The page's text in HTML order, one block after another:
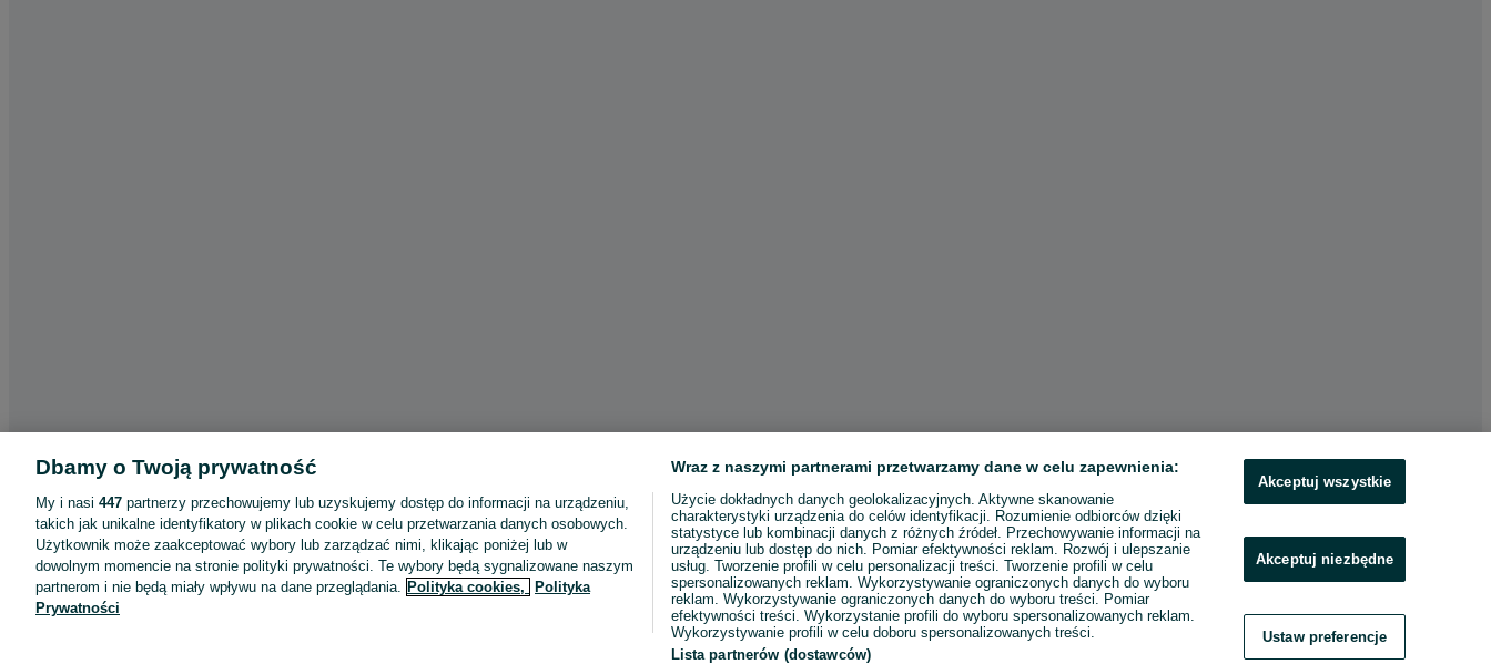
Aplikacje mobilne OLX.pl
Pomoc
Wyróżnione ogłoszenia
Oferta dla firm
Dbamy o Twoją prywatność
My i nasi 447 partnerzy przechowujemy lub uzyskujemy dostęp do informacji na urządzeniu,
takich jak unikalne identyfikatory w plikach cookie w celu przetwarzania danych osobowych.
Użytkownik może zaakceptować wybory lub zarządzać nimi, klikając poniżej lub w
dowolnym momencie na stronie polityki prywatności. Te wybory będą sygnalizowane naszym
partnerom i nie będą miały wpływu na dane przeglądania. Polityka cookies,
Polityka
Prywatności
Wraz z naszymi partnerami przetwarzamy dane w celu zapewnienia:
Użycie dokładnych danych geolokalizacyjnych. Aktywne skanowanie
charakterystyki urządzenia do celów identyfikacji. Rozumienie odbiorców dzięki
statystyce lub kombinacji danych z różnych źródeł. Przechowywanie informacji na
urządzeniu lub dostęp do nich. Pomiar efektywności reklam. Rozwój i ulepszanie
usług. Tworzenie profili w celu personalizacji treści. Tworzenie profili w celu
spersonalizowanych reklam. Wykorzystywanie ograniczonych danych do wyboru
reklam. Wykorzystywanie ograniczonych danych do wyboru treści. Pomiar
efektywności treści. Wykorzystanie profili do wyboru spersonalizowanych reklam.
Wykorzystywanie profili w celu doboru spersonalizowanych treści.
Lista partnerów (dostawców)
Akceptuj wszystkie
Akceptuj niezbędne
Ustaw preferencje